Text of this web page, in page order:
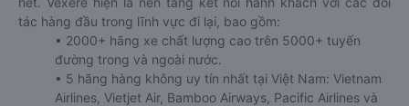
tác hàng đầu trong lĩnh vực đi lại, bao gồm:
• 2000+ hãng xe chất lượng cao trên 5000+ tuyến
đường trong và ngoài nước.
• 5 hãng hàng không uy tín nhất tại Việt Nam: Vietnam
Airlines, Vietjet Air, Bamboo Airways, Pacific Airlines và